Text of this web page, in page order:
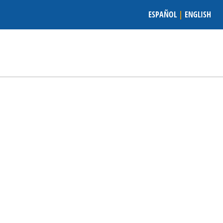
ESPAÑOL | ENGLISH